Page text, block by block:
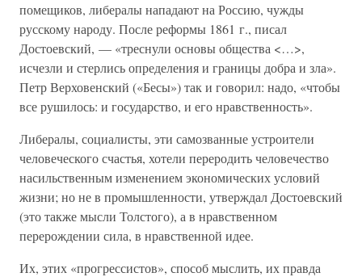
помещиков, либералы нападают на Россию, чужды
русскому народу. После реформы 1861 г., писал
Достоевский, — «треснули основы общества <…>,
исчезли и стерлись определения и границы добра и зла».
Петр Верховенский («Бесы») так и говорил: надо, «чтобы
все рушилось: и государство, и его нравственность».
Либералы, социалисты, эти самозванные устроители
человеческого счастья, хотели переродить человечество
насильственным изменением экономических условий
жизни; но не в промышленности, утверждал Достоевский
(это также мысли Толстого), а в нравственном
перерождении сила, в нравственной идее.
Их, этих «прогрессистов», способ мыслить, их правда